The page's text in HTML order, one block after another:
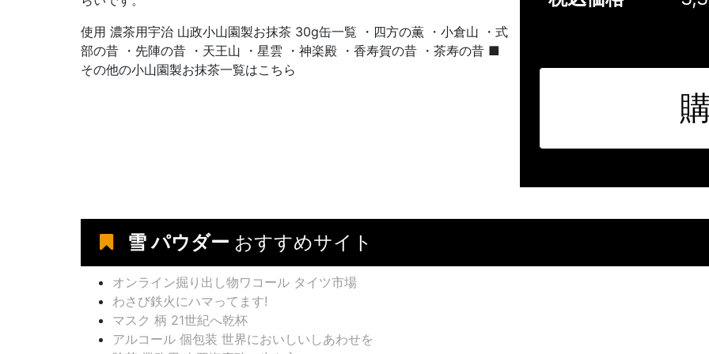
使用 濃茶用宇治 山政小山園製お抹茶 30g缶一覧 ・四方の薫 ・小倉山 ・式
部の昔 ・先陣の昔 ・天王山 ・星雲 ・神楽殿 ・香寿賀の昔 ・茶寿の昔 ■
その他の小山園製お抹茶一覧はこちら
雪 パウダー おすすめサイト
オンライン掘り出し物ワコール タイツ市場
わさび鉄火にハマってます!
マスク 柄 21世紀へ乾杯
アルコール 個包装 世界においしいしあわせを